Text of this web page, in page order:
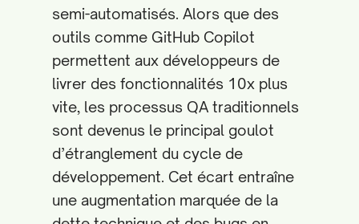
semi-automatisés. Alors que des
outils comme GitHub Copilot
permettent aux développeurs de
livrer des fonctionnalités 10x plus
vite, les processus QA traditionnels
sont devenus le principal goulot
d’étranglement du cycle de
développement. Cet écart entraîne
une augmentation marquée de la